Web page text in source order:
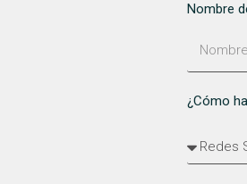
Nombre
¿Cómo